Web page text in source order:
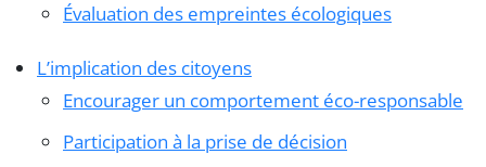
Évaluation des empreintes écologiques
L’implication des citoyens
Encourager un comportement éco-responsable
Participation à la prise de décision